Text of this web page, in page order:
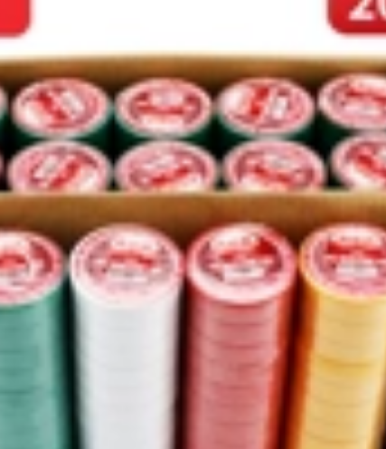
dính hai mặt băng
keo dán dải băng
keo hai mặt bọt xốp
băng keo 3m 2 mặt
trong suốt
262,000
Băng keo hai mặt
Benyida 612 độ dẻo
cao siêu mỏng
trong suốt 612 #
Băng keo hai mặt
dán tường cố định
chắc chắn Băng keo
hai mặt không dệt
50 mét cuộn lớn
băng keo hai mặt
chịu nhiệt cho nhà
máy sử dụng trên
cả hai mặt bang